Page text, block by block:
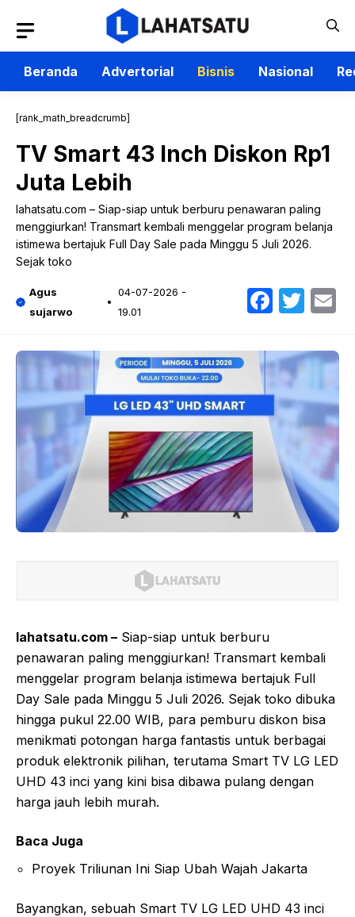
isi
Beranda
Advertorial Bisnis Nasional
[rank_math_breadcrumb]
TV Smart 43 Inch Diskon Rp1
Juta Lebih
lahatsatu.com – Siap-siap untuk berburu penawaran paling
menggiurkan! Transmart kembali menggelar program belanja
istimewa bertajuk Full Day Sale pada Minggu 5 Juli 2026.
Sejak toko
Agus
sujarwo
04-07-2026 -
19.01
lahatsatu.com – Siap-siap untuk berburu
penawaran paling menggiurkan! Transmart kembali
menggelar program belanja istimewa bertajuk Full
Day Sale pada Minggu 5 Juli 2026. Sejak toko dibuka
hingga pukul 22.00 WIB, para pemburu diskon bisa
menikmati potongan harga fantastis untuk berbagai
produk elektronik pilihan, terutama Smart TV LG LED
UHD 43 inci yang kini bisa dibawa pulang dengan
harga jauh lebih murah.
Baca Juga
Proyek Triliunan Ini Siap Ubah Wajah Jakarta
Bayangkan, sebuah Smart TV LG LED UHD 43 inci